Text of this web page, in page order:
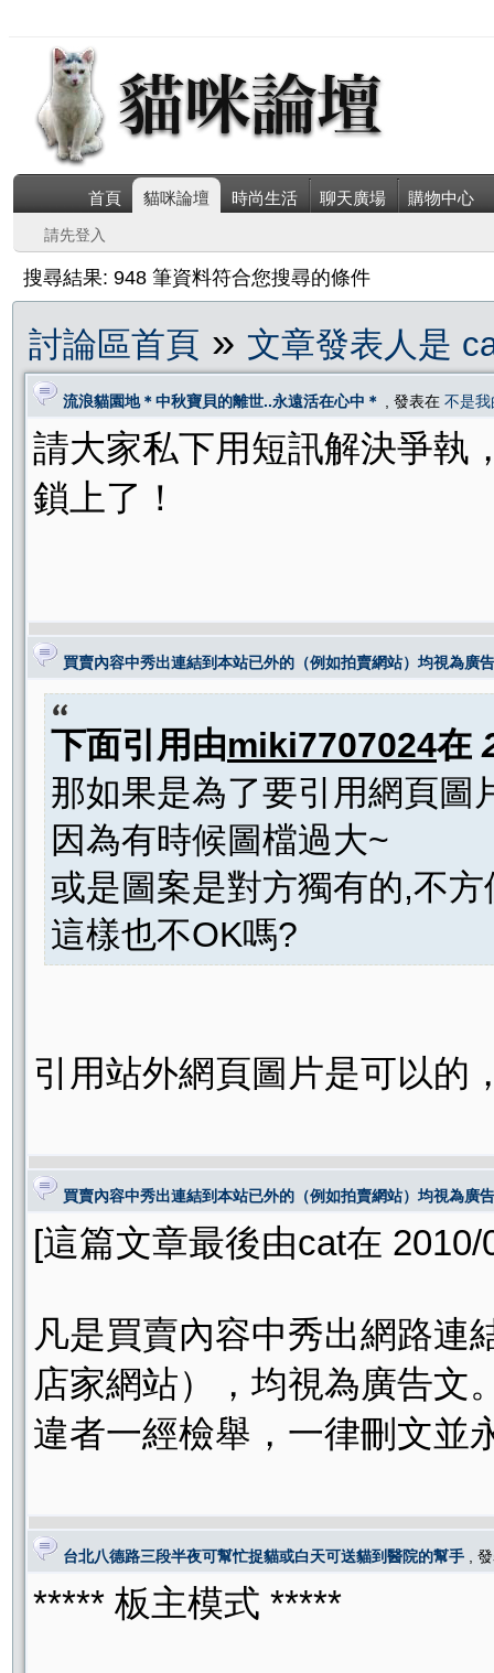
首頁 貓咪論壇 時尚生活 聊天廣場 購物中心
請先登入
搜尋結果: 948 筆資料符合您搜尋的條件
討論區首頁 » 文章發表人是
流浪貓園地＊中秋寶貝的離世..永遠活在心中＊ , 發表在 不是我
請大家私下用短訊解決爭執
鎖上了！
買賣內容中秀出連結到本站已外的（例如拍賣網站）均視為廣
下面引用由miki7707024在
那如果是為了要引用網頁圖
因為有時候圖檔過大~
或是圖案是對方獨有的,不
這樣也不OK嗎?
引用站外網頁圖片是可以的
買賣內容中秀出連結到本站已外的（例如拍賣網站）均視為廣
[這篇文章最後由cat在
凡是買賣內容中秀出網路連
店家網站），均視為廣告文
違者一經檢舉，一律刪文並
台北八德路三段半夜可幫忙捉貓或白天可送貓到醫院的幫手 ,
***** 板主模式 *****